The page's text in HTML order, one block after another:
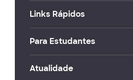
Links Rápidos
Para Estudantes
Atualidade